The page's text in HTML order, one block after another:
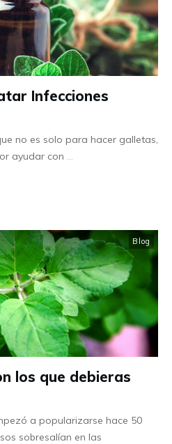
Infecciones
no es solo para hacer galletas,
ayudar con ...
Blog
los que debieras
a popularizarse hace 50
sobresalían en las